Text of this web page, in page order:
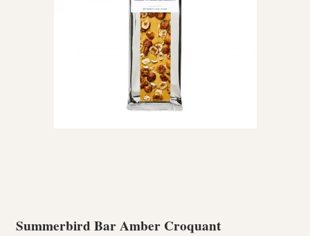
Summerbird Bar Amber Croquant